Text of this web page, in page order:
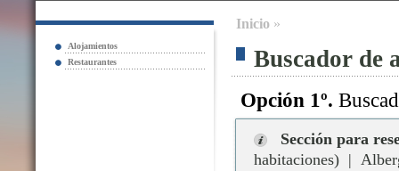
Alojamientos
Restaurantes
Inicio »
Buscador de
Opción 1º.
Sección para
habitaciones) |